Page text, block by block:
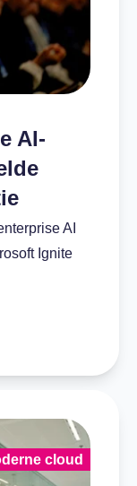
AI-
AI
Ignite
cloud